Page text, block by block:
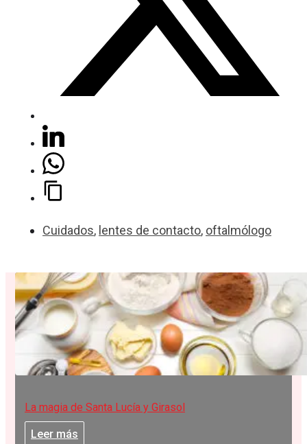
Cuidados, lentes de contacto, oftalmólogo
La magia de Santa Lucía y Girasol
Leer más